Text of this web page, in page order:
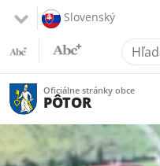
Slovenský
Oficiálne stránky obce
PÔTOR